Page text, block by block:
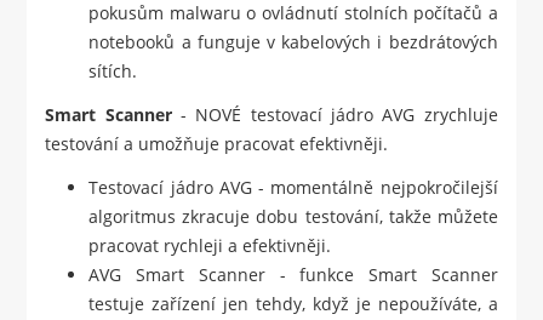
pokusům malwaru o ovládnutí stolních počítačů a
notebooků a funguje v kabelových i bezdrátových
sítích.
Smart Scanner- NOVÉ testovací jádro AVG zrychluje
testování a umožňuje pracovat efektivněji.
Testovací jádro AVG - momentálně nejpokročilejší
algoritmus zkracuje dobu testování, takže můžete
pracovat rychleji a efektivněji.
AVG Smart Scanner - funkce Smart Scanner
testuje zařízení jen tehdy, když je nepoužíváte, a